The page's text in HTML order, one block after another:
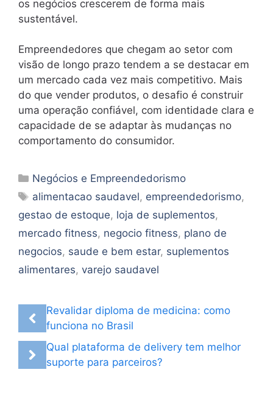
os negócios crescerem de forma mais
sustentável.
Empreendedores que chegam ao setor com
visão de longo prazo tendem a se destacar em
um mercado cada vez mais competitivo. Mais
do que vender produtos, o desafio é construir
uma operação confiável, com identidade clara e
capacidade de se adaptar às mudanças no
comportamento do consumidor.
Categorias
Negócios e Empreendedorismo
Tags
alimentacao saudavel, empreendedorismo,
gestao de estoque, loja de suplementos,
mercado fitness, negocio fitness, plano de
negocios, saude e bem estar, suplementos
alimentares, varejo saudavel
Revalidar diploma de medicina: como
funciona no Brasil
Qual plataforma de delivery tem melhor
suporte para parceiros?